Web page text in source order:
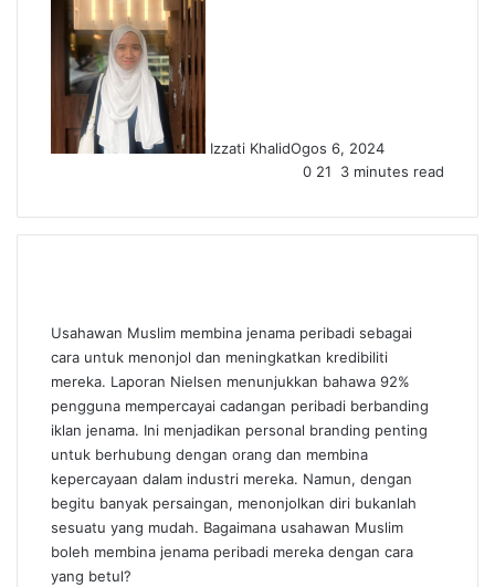
Izzati KhalidOgos 6, 2024
0 21 3 minutes read
Usahawan Muslim membina jenama peribadi sebagai
cara untuk menonjol dan meningkatkan kredibiliti
mereka. Laporan Nielsen menunjukkan bahawa 92%
pengguna mempercayai cadangan peribadi berbanding
iklan jenama. Ini menjadikan personal branding penting
untuk berhubung dengan orang dan membina
kepercayaan dalam industri mereka. Namun, dengan
begitu banyak persaingan, menonjolkan diri bukanlah
sesuatu yang mudah. Bagaimana usahawan Muslim
boleh membina jenama peribadi mereka dengan cara
yang betul?